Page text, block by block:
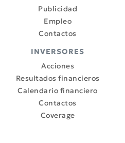
Publicidad
Empleo
Contactos
INVERSORES
Acciones
Resultados financieros
Calendario financiero
Contactos
Coverage